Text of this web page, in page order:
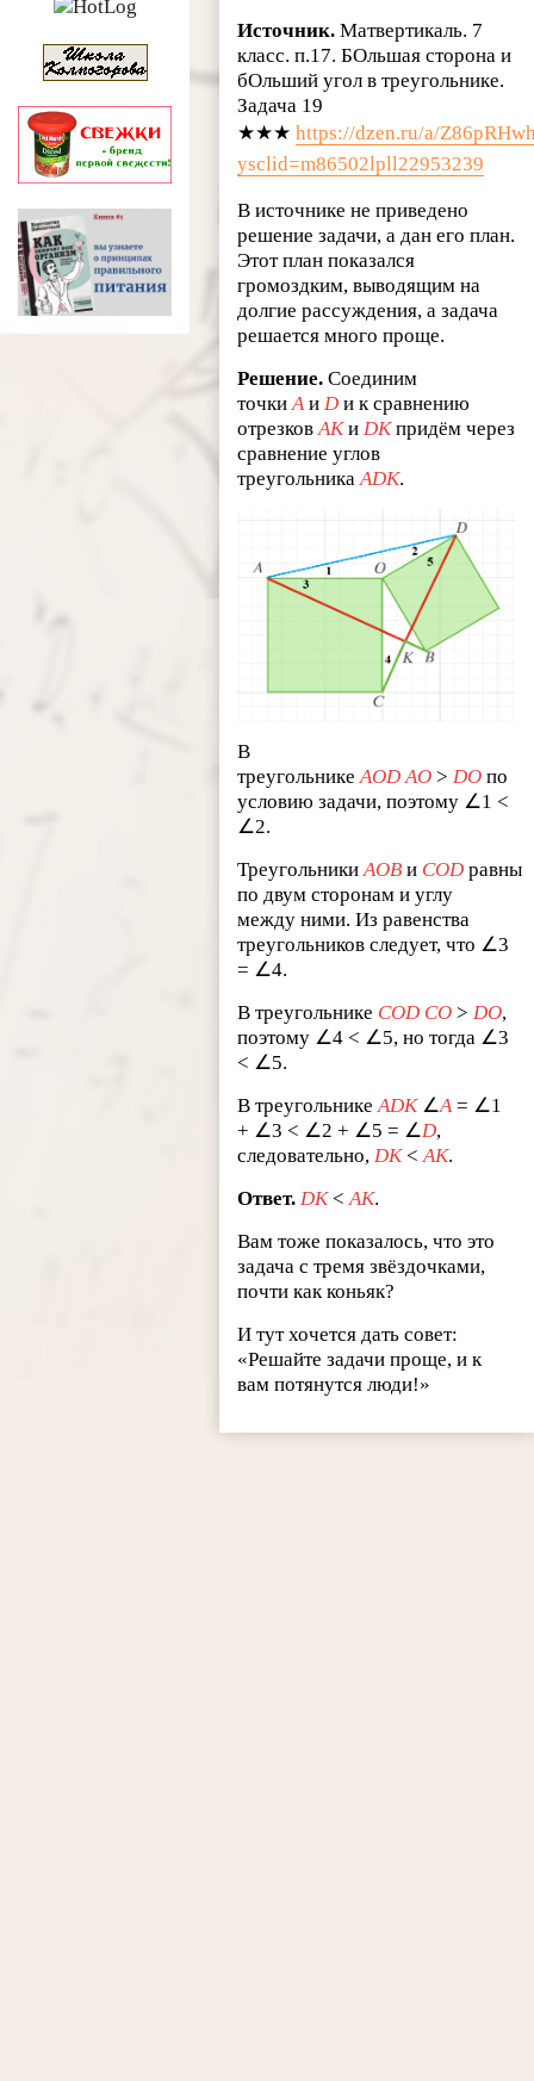
Источник. Матвертикаль. 7
класс. п.17. БОльшая сторона и
бОльший угол в треугольнике.
Задача 19
★★★https://dzen.ru/a/
ysclid=m86502lpll22953239
В источнике не приведено
решение задачи, а дан его план.
Этот план показался
громоздким, выводящим на
долгие рассуждения, а задача
решается много проще.
Решение. Соединим
точкиA и Dи к сравнению
отрезковAKи DKпридём через
сравнение углов
треугольникаADK.
В
треугольникеAOD AO > DO по
условию задачи, поэтому ∠1 <
∠2.
ТреугольникиAOB и COD равны
по двум сторонам и углу
между ними. Из равенства
треугольников следует, что ∠3
= ∠4.
В треугольнике COD CO > DO,
поэтому ∠4 < ∠5, но тогда ∠3
< ∠5.
В треугольникеADK∠A = ∠1
+ ∠3 < ∠2 + ∠5 = ∠D,
следовательно, DK <AK.
Ответ. DK<AK.
Вам тоже показалось, что это
задача с тремя звёздочками,
почти как коньяк?
И тут хочется дать совет:
«Решайте задачи проще, и к
вам потянутся люди!»